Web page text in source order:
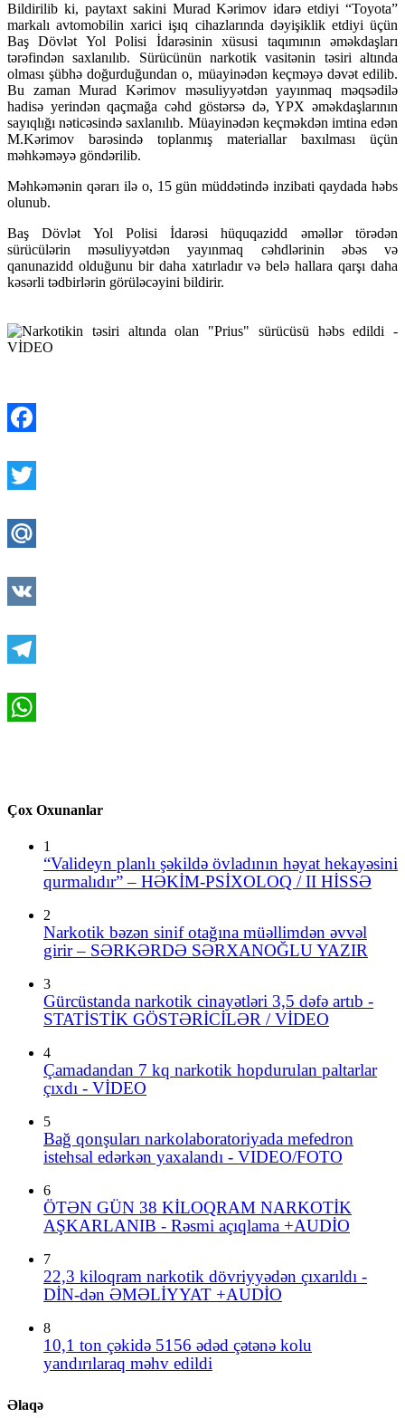
Bildirilib ki, paytaxt sakini Murad Kərimov idarə etdiyi “Toyota”
markalı avtomobilin xarici işıq cihazlarında dəyişiklik etdiyi üçün
Baş Dövlət Yol Polisi İdarəsinin xüsusi taqımının əməkdaşları
tərəfindən saxlanılıb. Sürücünün narkotik vasitənin təsiri altında
olması şübhə doğurduğundan o, müayinədən keçməyə dəvət edilib.
Bu zaman Murad Kərimov məsuliyyətdən yayınmaq məqsədilə
hadisə yerindən qaçmağa cəhd göstərsə də, YPX əməkdaşlarının
sayıqlığı nəticəsində saxlanılıb. Müayinədən keçməkdən imtina edən
M.Kərimov barəsində toplanmış materiallar baxılması üçün
məhkəməyə göndərilib.
Məhkəmənin qərarı ilə o, 15 gün müddətində inzibati qaydada həbs
olunub.
Baş Dövlət Yol Polisi İdarəsi hüquqazidd əməllər törədən
sürücülərin məsuliyyətdən yayınmaq cəhdlərinin əbəs və
qanunazidd olduğunu bir daha xatırladır və belə hallara qarşı daha
kəsərli tədbirlərin görüləcəyini bildirir.
Çox Oxunanlar
1
“Valideyn planlı şəkildə övladının həyat hekayəsini
qurmalıdır” – HƏKİM-PSİXOLOQ / II HİSSƏ
2
Narkotik bəzən sinif otağına müəllimdən əvvəl
girir – SƏRKƏRDƏ SƏRXANOĞLU YAZIR
3
Gürcüstanda narkotik cinayətləri 3,5 dəfə artıb -
STATİSTİK GÖSTƏRİCİLƏR / VİDEO
4
Çamadandan 7 kq narkotik hopdurulan paltarlar
çıxdı - VİDEO
5
Bağ qonşuları narkolaboratoriyada mefedron
istehsal edərkən yaxalandı - VIDEO/FOTO
6
ÖTƏN GÜN 38 KİLOQRAM NARKOTİK
AŞKARLANIB - Rəsmi açıqlama +AUDİO
7
22,3 kiloqram narkotik dövriyyədən çıxarıldı -
DİN-dən ƏMƏLİYYAT +AUDİO
8
10,1 ton çəkidə 5156 ədəd çətənə kolu
yandırılaraq məhv edildi
Əlaqə